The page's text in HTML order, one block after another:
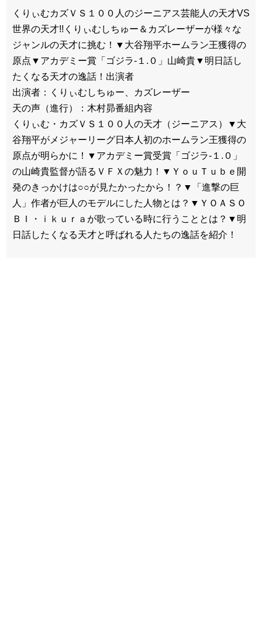
くりぃむカズＶＳ１００人のジーニアス芸能人の天才VS
世界の天才!!くりぃむしちゅー＆カズレーザーが様々な
ジャンルの天才に挑む！▼大谷翔平ホームラン王獲得の
原点▼アカデミー賞「ゴジラ-１.０」山崎貴▼明日話し
たくなる天才の逸話！出演者
出演者：くりぃむしちゅー、カズレーザー
天の声（進行）：木村昴番組内容
くりぃむ・カズＶＳ１００人の天才（ジーニアス）▼大
谷翔平がメジャーリーグ日本人初のホームラン王獲得の
原点が明らかに！▼アカデミー賞受賞「ゴジラ-１.０」
の山崎貴監督が語るＶＦＸの魅力！▼ＹｏｕＴｕｂｅ開
発のきっかけは○○が見たかったから！？▼「進撃の巨
人」作者が巨人のモデルにした人物とは？▼ＹＯＡＳＯ
ＢＩ・ｉｋｕｒａが歌っている時に行うこととは？▼明
日話したくなる天才と呼ばれる人たちの逸話を紹介！